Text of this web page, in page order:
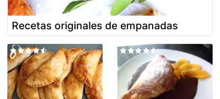
Recetas originales de empanadas